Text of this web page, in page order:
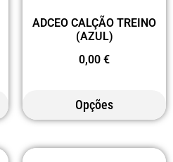
ADCEO CALÇÃO TREINO
(AZUL)
0,00 €
Opções